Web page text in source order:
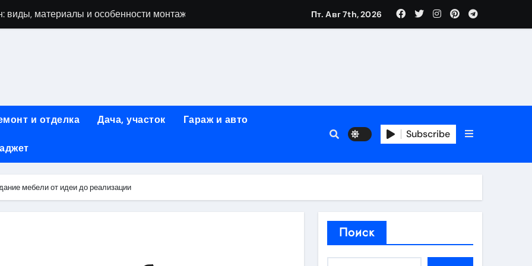
материалы и особенности монтажа
ногтевого сервиса: основные принципы и форматы участия
конструкции и этапы возведения
на рейсы в Киргизию
рекламных технологий для программной и мобильной рекламы
ассортимента и критериев выбора
Пт. Авг 7th, 2026
и отделка Дача, участок Гараж и авто
Subscribe
мебели от идеи до реализации
Поиск